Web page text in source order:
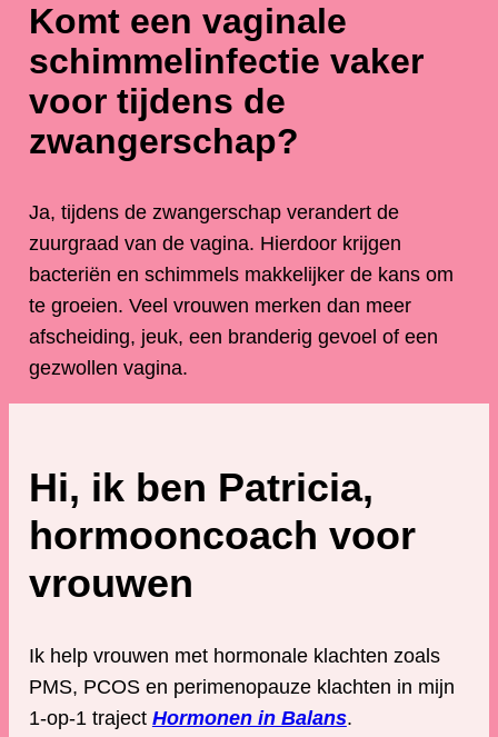
Komt een vaginale
schimmelinfectie vaker
voor tijdens de
zwangerschap?
Ja, tijdens de zwangerschap verandert de
zuurgraad van de vagina. Hierdoor krijgen
bacteriën en schimmels makkelijker de kans om
te groeien. Veel vrouwen merken dan meer
afscheiding, jeuk, een branderig gevoel of een
gezwollen vagina.
Hi, ik ben Patricia,
hormooncoach voor
vrouwen
Ik help vrouwen met hormonale klachten zoals
PMS, PCOS en perimenopauze klachten in mijn
1-op-1 traject Hormonen in Balans.